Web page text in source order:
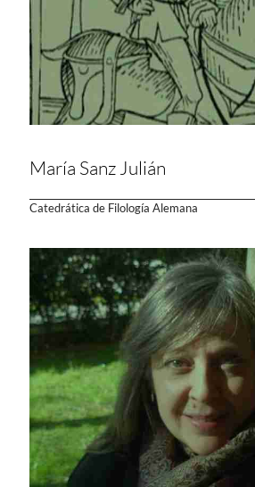
María Sanz Julián
Catedrática de Filología Alemana